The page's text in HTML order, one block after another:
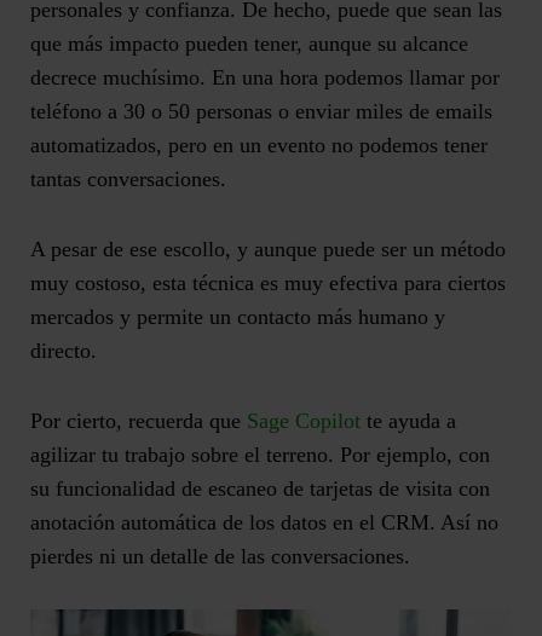
personales y confianza. De hecho, puede que sean las
que más impacto pueden tener, aunque su alcance
decrece muchísimo. En una hora podemos llamar por
teléfono a 30 o 50 personas o enviar miles de emails
automatizados, pero en un evento no podemos tener
tantas conversaciones.
A pesar de ese escollo, y aunque puede ser un método
muy costoso, esta técnica es muy efectiva para ciertos
mercados y permite un contacto más humano y
directo.
Por cierto, recuerda que Sage Copilot te ayuda a
agilizar tu trabajo sobre el terreno. Por ejemplo, con
su funcionalidad de escaneo de tarjetas de visita con
anotación automática de los datos en el CRM. Así no
pierdes ni un detalle de las conversaciones.